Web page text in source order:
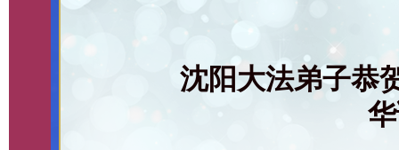
沈阳大法弟子恭